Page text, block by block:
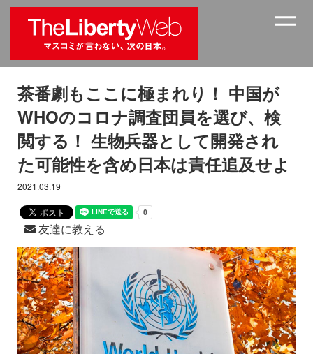
茶番劇もここに極まれり！ 中国が
WHOのコロナ調査団員を選び、検
閲する！ 生物兵器として開発され
た可能性を含め日本は責任追及せよ
2021.03.19
友達に教える